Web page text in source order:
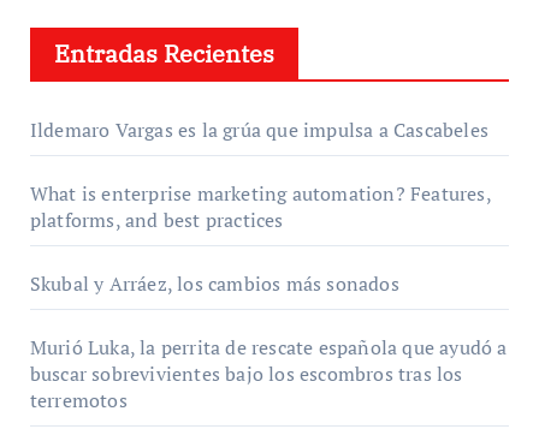
Entradas Recientes
Ildemaro Vargas es la grúa que impulsa a Cascabeles
What is enterprise marketing automation? Features,
platforms, and best practices
Skubal y Arráez, los cambios más sonados
Murió Luka, la perrita de rescate española que ayudó a
buscar sobrevivientes bajo los escombros tras los
terremotos